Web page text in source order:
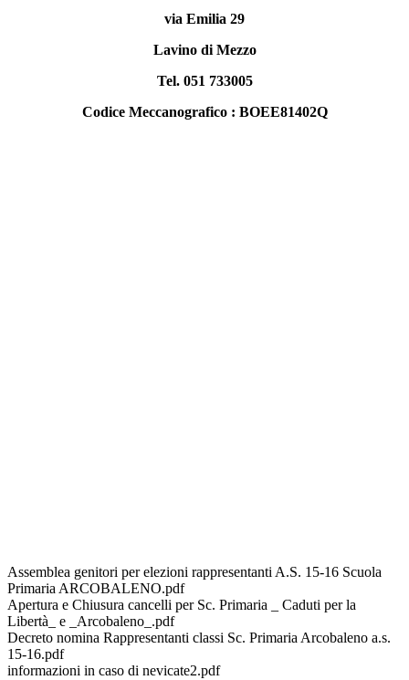
via Emilia 29
Lavino di Mezzo
Tel. 051 733005
Codice Meccanografico : BOEE81402Q
Assemblea genitori per elezioni rappresentanti A.S. 15-16 Scuola
Primaria ARCOBALENO.pdf
Apertura e Chiusura cancelli per Sc. Primaria _ Caduti per la
Libertà_ e _Arcobaleno_.pdf
Decreto nomina Rappresentanti classi Sc. Primaria Arcobaleno a.s.
15-16.pdf
informazioni in caso di nevicate2.pdf